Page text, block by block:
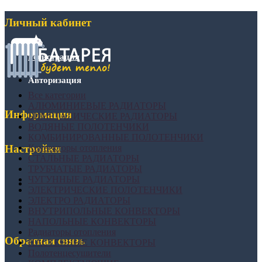
Личный кабинет
Регистрация
Авторизация
Информация
Настройки
Обратная связь
БИМЕТАЛИЧЕСКИЕ РАДИАТОРЫ
Конвекторы отопления
СТАЛЬНЫЕ РАДИАТОРЫ
НАСТЕННЫЕ КОНВЕКТОРЫ